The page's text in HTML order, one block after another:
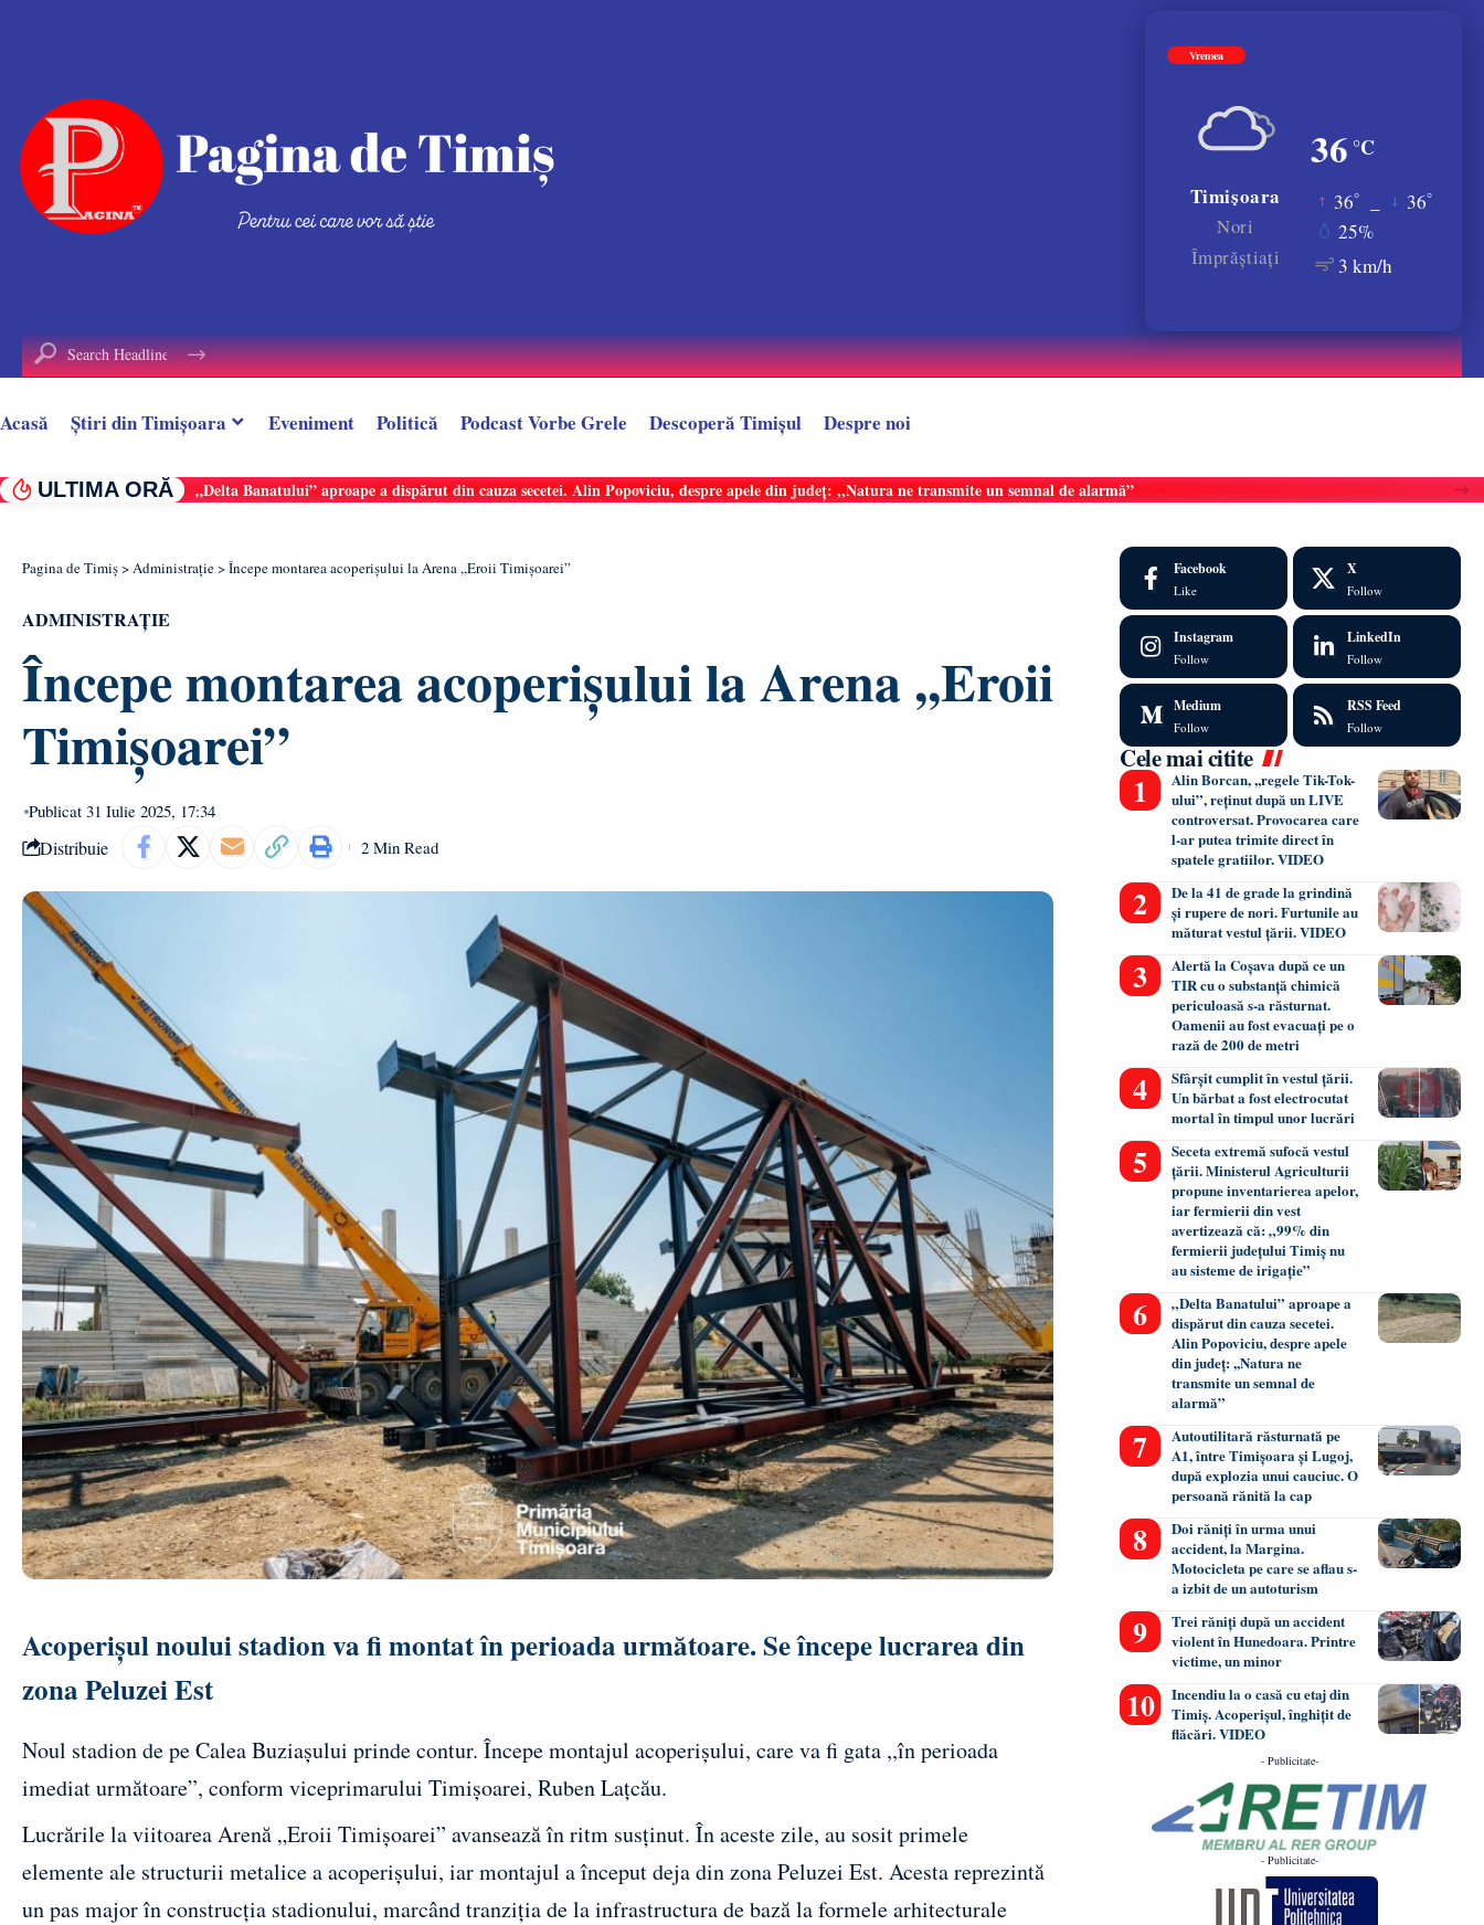
Vremea
36 °C
Timișoara
Nori
Împrăștiați
36° 36°
25%
3 km/h
Acasă Știri din Timișoara Eveniment Politică Podcast Vorbe Grele Descoperă Timișul Despre noi
ULTIMA ORĂ „Delta Banatului” aproape a dispărut din cauza secetei. Alin Popoviciu, despre apele din județ: ,,Natura ne transmite un semnal de alarmă”
Pagina de Timiș>Administrație>Începe montarea acoperișului la Arena ,,Eroii Timișoarei”
ADMINISTRAȚIE
Începe montarea acoperișului la Arena ,,Eroii
Timișoarei”
Publicat 31 Iulie 2025, 17:34
Distribuie 2 Min Read
Acoperișul noului stadion va fi montat în perioada următoare. Se începe lucrarea din
zona Peluzei Est
Noul stadion de pe Calea Buziașului prinde contur. Începe montajul acoperișului, care va fi gata ,,în perioada
imediat următoare”, conform viceprimarului Timișoarei, Ruben Lațcău.
Lucrările la viitoarea Arenă „Eroii Timișoarei” avansează în ritm susținut. În aceste zile, au sosit primele
elemente ale structurii metalice a acoperișului, iar montajul a început deja din zona Peluzei Est. Acesta reprezintă
un pas major în construcția stadionului, marcând tranziția de la infrastructura de bază la formele arhitecturale
Facebook
Like
X
Follow
Instagram
Follow
LinkedIn
Follow
Medium
Follow
RSS Feed
Follow
Cele mai citite
Alin Borcan, ,,regele Tik-Tok-
ului”, reținut după un LIVE
controversat. Provocarea care
l-ar putea trimite direct în
spatele gratiilor. VIDEO
De la 41 de grade la grindină
și rupere de nori. Furtunile au
măturat vestul țării. VIDEO
Alertă la Coșava după ce un
TIR cu o substanță chimică
periculoasă s-a răsturnat.
Oamenii au fost evacuați pe o
rază de 200 de metri
Sfârșit cumplit în vestul țării.
Un bărbat a fost electrocutat
mortal în timpul unor lucrări
Seceta extremă sufocă vestul
țării. Ministerul Agriculturii
propune inventarierea apelor,
iar fermierii din vest
avertizează că: „99% din
fermierii județului Timiș nu
au sisteme de irigație”
„Delta Banatului” aproape a
dispărut din cauza secetei.
Alin Popoviciu, despre apele
din județ: ,,Natura ne
transmite un semnal de
alarmă”
Autoutilitară răsturnată pe
A1, între Timișoara și Lugoj,
după explozia unui cauciuc. O
persoană rănită la cap
Doi răniți în urma unui
accident, la Margina.
Motocicleta pe care se aflau s-
a izbit de un autoturism
Trei răniți după un accident
violent în Hunedoara. Printre
victime, un minor
Incendiu la o casă cu etaj din
Timiș. Acoperișul, înghițit de
flăcări. VIDEO
- Publicitate-
- Publicitate-